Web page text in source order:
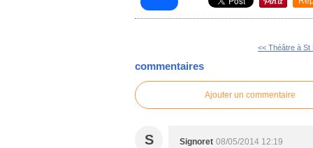
<< Théâtre à St
commentaires
Ajouter un commentaire
S Signoret 08/05/2014 12:19